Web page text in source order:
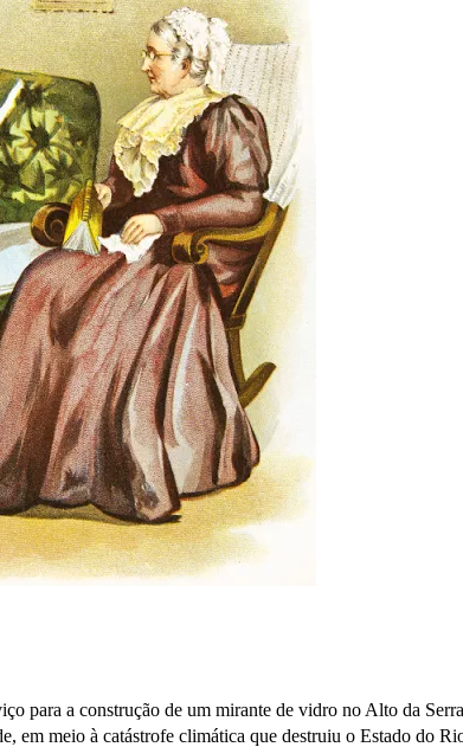
para a construção de um mirante de vidro no Alto da
em meio à catástrofe climática que destruiu o Estado do